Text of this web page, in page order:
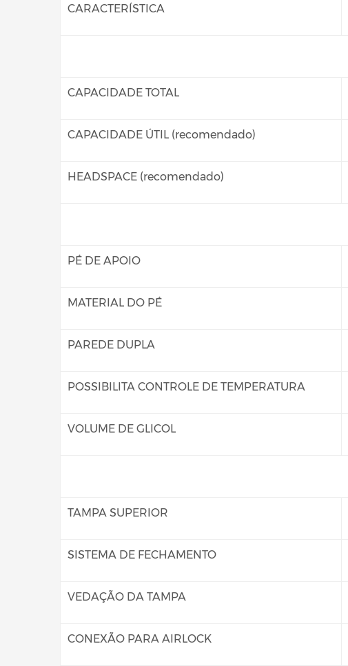
CARACTERÍSTICA
CAPACIDADE TOTAL
CAPACIDADE ÚTIL (recomendado)
HEADSPACE (recomendado)
PÉ DE APOIO
MATERIAL DO PÉ
PAREDE DUPLA
POSSIBILITA CONTROLE DE TEMPERATURA
VOLUME DE GLICOL
TAMPA SUPERIOR
SISTEMA DE FECHAMENTO
VEDAÇÃO DA TAMPA
CONEXÃO PARA AIRLOCK